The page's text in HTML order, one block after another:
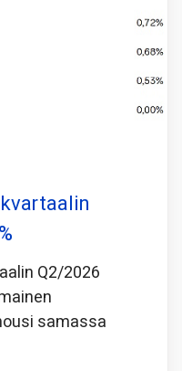
Q2/2026
samassa